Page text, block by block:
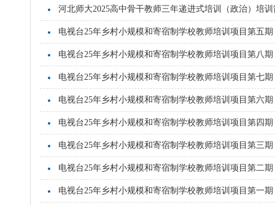
河北师大2025高中骨干教师三年递进式培训（政治）培训
电视台25年乡村小规模和寄宿制学校教师培训项目第五期
电视台25年乡村小规模和寄宿制学校教师培训项目第八期
电视台25年乡村小规模和寄宿制学校教师培训项目第七期
电视台25年乡村小规模和寄宿制学校教师培训项目第六期
电视台25年乡村小规模和寄宿制学校教师培训项目第四期
电视台25年乡村小规模和寄宿制学校教师培训项目第三期
电视台25年乡村小规模和寄宿制学校教师培训项目第二期
电视台25年乡村小规模和寄宿制学校教师培训项目第一期